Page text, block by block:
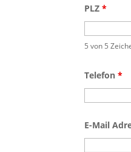
PLZ*
5 von 5
Telefon*
E-Mail